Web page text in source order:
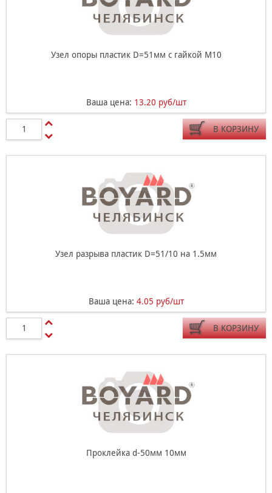
Узел опоры пластик D=51мм с гайкой М10
Ваша цена: 13.20 руб/шт
В КОРЗИНУ
Узел разрыва пластик D=51/10 на 1.5мм
Ваша цена: 4.05 руб/шт
В КОРЗИНУ
Проклейка d-50мм 10мм